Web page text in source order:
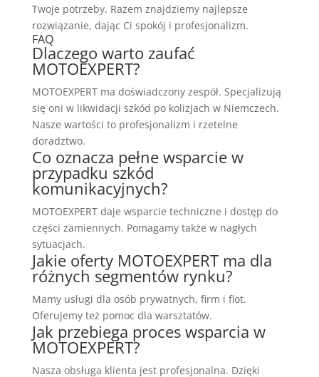
Twoje potrzeby. Razem znajdziemy najlepsze
rozwiązanie, dając Ci spokój i profesjonalizm.
FAQ
Dlaczego warto zaufać
MOTOEXPERT?
MOTOEXPERT ma doświadczony zespół. Specjalizują
się oni w likwidacji szkód po kolizjach w Niemczech.
Nasze wartości to profesjonalizm i rzetelne
doradztwo.
Co oznacza pełne wsparcie w
przypadku szkód
komunikacyjnych?
MOTOEXPERT daje wsparcie techniczne i dostęp do
części zamiennych. Pomagamy także w nagłych
sytuacjach.
Jakie oferty MOTOEXPERT ma dla
różnych segmentów rynku?
Mamy usługi dla osób prywatnych, firm i flot.
Oferujemy też pomoc dla warsztatów.
Jak przebiega proces wsparcia w
MOTOEXPERT?
Nasza obsługa klienta jest profesjonalna. Dzięki